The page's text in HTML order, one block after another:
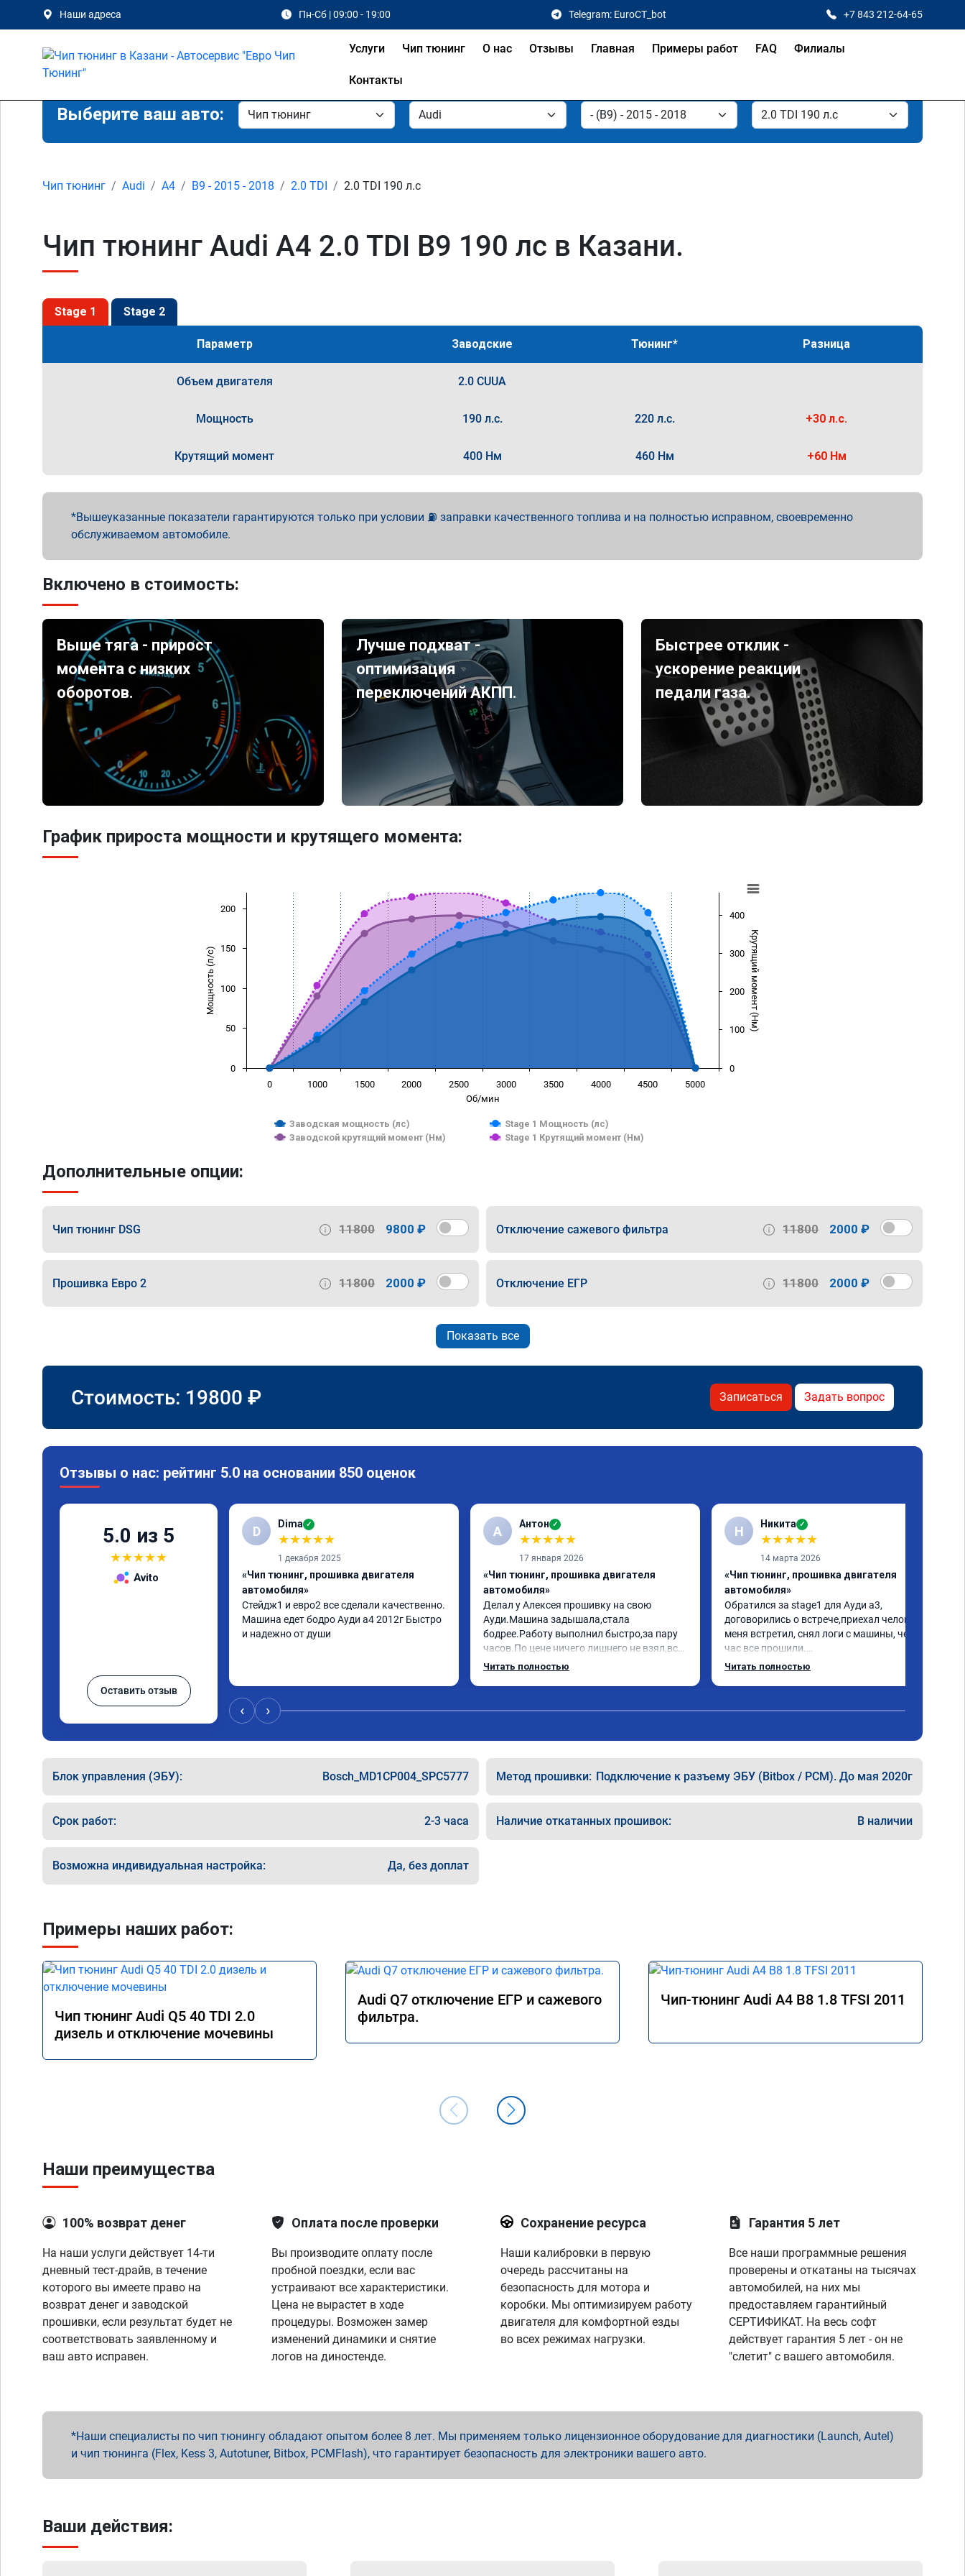
Наши адреса Пн-Сб | 09:00 - 19:00 Telegram: EuroCT_bot +7 843 212-64-65
Услуги Чип тюнинг О нас Отзывы Главная Примеры работ FAQ Филиалы
Контакты
Выберите ваш авто:
Чип тюнинг Audi A4 B9 - 2015 - 2018 2.0 TDI 2.0 TDI 190 л.с
Чип тюнинг Audi A4 2.0 TDI B9 190 лс в Казани.
Stage 1 Stage 2
Параметр Заводские Тюнинг* Разница
Объем двигателя 2.0 CUUA
Мощность 190 л.с. 220 л.с. +30 л.с.
Крутящий момент 400 Нм 460 Нм +60 Нм
Вышеуказанные показатели гарантируются только при условии ⛽ заправки качественного топлива и на полностью исправном, своевременно
обслуживаемом автомобиле.
Включено в стоимость:
Выше тяга - прирост
момента с низких
оборотов.
Лучше подхват -
оптимизация
переключений АКПП.
Быстрее отклик -
ускорение реакции
педали газа.
График прироста мощности и крутящего момента:
Об/мин
Мощность (л/с) Крутящий момент (Нм)
Заводская мощность (лс)
Stage 1 Мощность (лс)
Заводской крутящий момент (Нм)
Stage 1 Крутящий момент (Нм)
0 1000 1500 2000 2500 3000 3500 4000 4500 5000
0
50
100
150
200
0
100
200
300
400
Дополнительные опции:
Чип тюнинг DSG 11800 9800 ₽ Отключение сажевого фильтра 11800 2000 ₽
Прошивка Евро 2 11800 2000 ₽ Отключение ЕГР 11800 2000 ₽
Показать все
Стоимость: 19800 ₽ Записаться Задать вопрос
Отзывы о нас: рейтинг 5.0 на основании 850 оценок
5.0 из 5
★★★★★
Avito
Оставить отзыв
D Dima ✓
★★★★★
1 декабря 2025
«Чип тюнинг, прошивка двигателя
автомобиля»
Стейдж1 и евро2 все сделали качественно.
Машина едет бодро Ауди а4 2012г Быстро
и надежно от души
А Антон ✓
★★★★★
17 января 2026
«Чип тюнинг, прошивка двигателя
автомобиля»
Делал у Алексея прошивку на свою
Ауди.Машина задышала,стала
бодрее.Работу выполнил быстро,за пару
часов.По цене ничего лишнего не взял,всё
как договаривались заранее.После
Читать полностью
Н Никита ✓
★★★★★
14 марта 2026
«Чип тюнинг, прошивка двигателя
автомобиля»
Обратился за stage1 для Ауди а3,
договорились о встрече,приехал человек
меня встретил, снял логи с машины, через
час все прошили.
Арман спасибо тебе огромное, машинка по
Читать полностью
‹ ›
Блок управления (ЭБУ): Bosch_MD1CP004_SPC5777 Метод прошивки: Подключение к разъему ЭБУ (Bitbox / PCM). До мая 2020г
Срок работ: 2-3 часа Наличие откатанных прошивок: В наличии
Возможна индивидуальная настройка: Да, без доплат
Примеры наших работ:
Чип тюнинг Audi Q5 40 TDI 2.0
дизель и отключение мочевины
Audi Q7 отключение ЕГР и сажевого
фильтра.
Чип-тюнинг Audi A4 B8 1.8 TFSI 2011
Наши преимущества
100% возврат денег
На наши услуги действует 14-ти
дневный тест-драйв, в течение
которого вы имеете право на
возврат денег и заводской
прошивки, если результат будет не
соответствовать заявленному и
ваш авто исправен.
Оплата после проверки
Вы производите оплату после
пробной поездки, если вас
устраивают все характеристики.
Цена не вырастет в ходе
процедуры. Возможен замер
изменений динамики и снятие
логов на диностенде.
Сохранение ресурса
Наши калибровки в первую
очередь рассчитаны на
безопасность для мотора и
коробки. Мы оптимизируем работу
двигателя для комфортной езды
во всех режимах нагрузки.
Гарантия 5 лет
Все наши программные решения
проверены и откатаны на тысячах
автомобилей, на них мы
предоставляем гарантийный
СЕРТИФИКАТ. На весь софт
действует гарантия 5 лет - он не
"слетит" с вашего автомобиля.
Наши специалисты по чип тюнингу обладают опытом более 8 лет. Мы применяем только лицензионное оборудование для диагностики (Launch, Autel)
и чип тюнинга (Flex, Kess 3, Autotuner, Bitbox, PCMFlash), что гарантирует безопасность для электроники вашего авто.
Ваши действия: